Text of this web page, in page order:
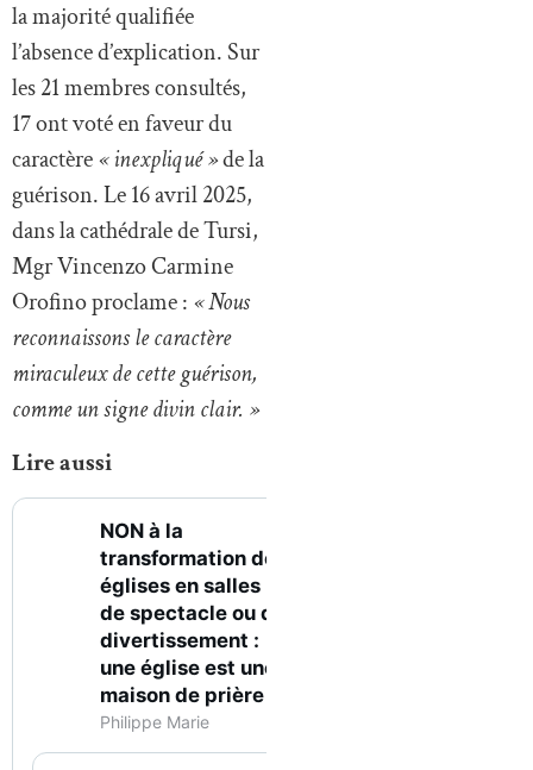
la majorité qualifiée
l’absence d’explication. Sur
les 21 membres consultés,
17 ont voté en faveur du
caractère« inexpliqué »de la
guérison. Le 16 avril 2025,
dans la cathédrale de Tursi,
Mgr Vincenzo Carmine
Orofino proclame : « Nous
reconnaissons le caractère
miraculeux de cette guérison,
comme un signe divin clair. »
Lire aussi